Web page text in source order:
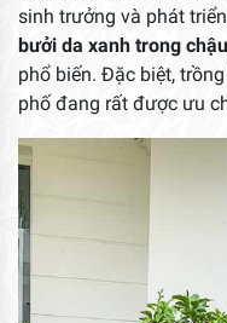
sinh trưởng và phát
bưởi da xanh trong chậu
phổ biến. Đặc biệt,
phố đang rất được ưu